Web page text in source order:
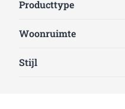
Producttype
Woonruimte
Stijl